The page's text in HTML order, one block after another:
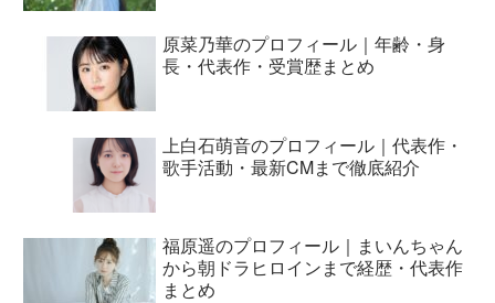
原菜乃華のプロフィール｜年齢・身
長・代表作・受賞歴まとめ
上白石萌音のプロフィール｜代表作・
歌手活動・最新CMまで徹底紹介
福原遥のプロフィール｜まいんちゃん
から朝ドラヒロインまで経歴・代表作
まとめ